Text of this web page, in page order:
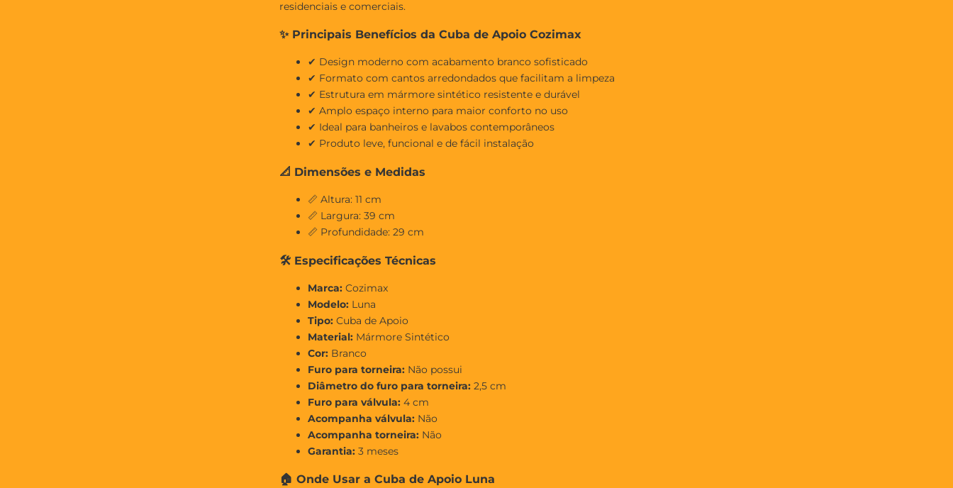
residenciais e comerciais.
✨ Principais Benefícios da Cuba de Apoio Cozimax
✔ Design moderno com acabamento branco sofisticado
✔ Formato com cantos arredondados que facilitam a limpeza
✔ Estrutura em mármore sintético resistente e durável
✔ Amplo espaço interno para maior conforto no uso
✔ Ideal para banheiros e lavabos contemporâneos
✔ Produto leve, funcional e de fácil instalação
📐 Dimensões e Medidas
📏 Altura: 11 cm
📏 Largura: 39 cm
📏 Profundidade: 29 cm
🛠 Especificações Técnicas
Marca: Cozimax
Modelo: Luna
Tipo: Cuba de Apoio
Material: Mármore Sintético
Cor: Branco
Furo para torneira: Não possui
Diâmetro do furo para torneira: 2,5 cm
Furo para válvula: 4 cm
Acompanha válvula: Não
Acompanha torneira: Não
Garantia: 3 meses
🏠 Onde Usar a Cuba de Apoio Luna